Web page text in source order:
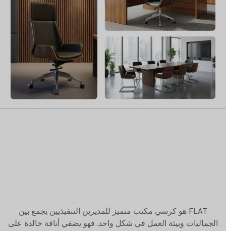
FLAT هو كرسي مكتب متميز للمديرين التنفيذيين يجمع بين
الجماليات وبيئة العمل في شكل واحد. فهو يضفي أناقة خالدة على